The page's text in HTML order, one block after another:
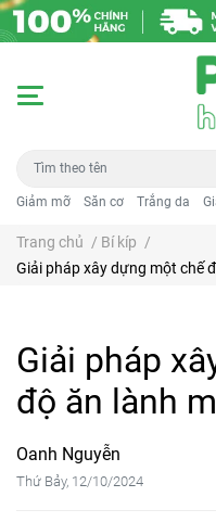
Giảm mỡ Săn cơ Trắng da
Trang chủ / Bí kíp /
Giải pháp xây dựng một chế
Giải pháp
độ ăn lành
Oanh Nguyễn
Thứ Bảy, 12/10/2024